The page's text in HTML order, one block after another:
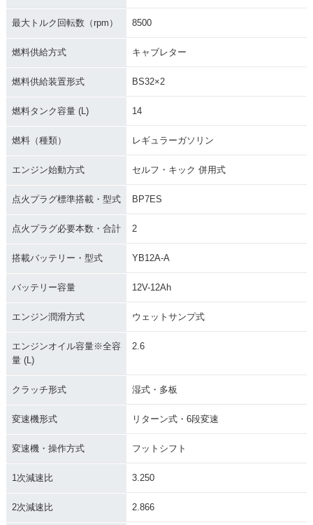
最大トルク回転数（rpm） 8500
燃料供給方式 キャブレター
燃料供給装置形式 BS32×2
燃料タンク容量 (L) 14
燃料（種類） レギュラーガソリン
エンジン始動方式 セルフ・キック 併用式
点火プラグ標準搭載・型式 BP7ES
点火プラグ必要本数・合計 2
搭載バッテリー・型式 YB12A-A
バッテリー容量 12V-12Ah
エンジン潤滑方式 ウェットサンプ式
エンジンオイル容量※全容
量 (L)
2.6
クラッチ形式 湿式・多板
変速機形式 リターン式・6段変速
変速機・操作方式 フットシフト
1次減速比 3.250
2次減速比 2.866